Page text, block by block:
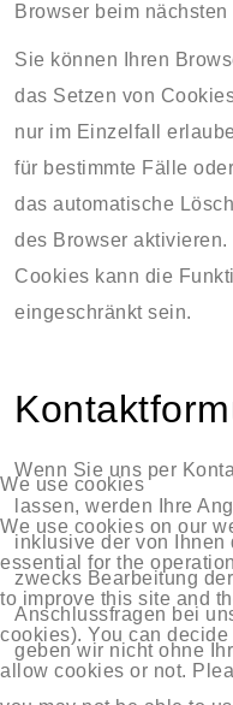
Browser beim
Sie können Ihren
das Setzen von
nur im Einzelfall
für bestimmte Fälle
das automatische
des Browser
Cookies kann die
eingeschränkt sein.
Wenn Sie uns per
lassen, werden Ihre
inklusive der von Ihnen
zwecks Bearbeitung
Anschlussfragen bei
geben wir nicht ohne
We use cookies
We use cookies on our
essential for the
to improve this site and
cookies). You can
allow cookies or not.